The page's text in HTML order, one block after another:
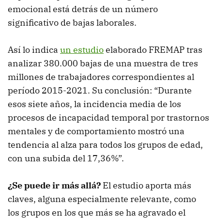
emocional está detrás de un número
significativo de bajas laborales.
Así lo indica un estudioelaborado FREMAP tras
analizar 380.000 bajas de una muestra de tres
millones de trabajadores correspondientes al
período 2015-2021. Su conclusión: “Durante
esos siete años, la incidencia media de los
procesos de incapacidad temporal por trastornos
mentales y de comportamiento mostró una
tendencia al alza para todos los grupos de edad,
con una subida del 17,36%”.
¿Se puede ir más allá? El estudio aporta más
claves, alguna especialmente relevante, como
los grupos en los que más se ha agravado el